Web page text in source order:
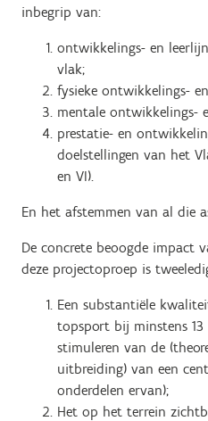
inbegrip van:
ontwikkelings- en
vlak;
fysieke ontwikkelings-
mentale ontwikkelings-
prestatie- en
doelstellingen van het
en VI).
En het afstemmen van al die
De concrete beoogde impact
deze projectoproep is
Een substantiële
topsport bij minstens
stimuleren van de
uitbreiding) van een
onderdelen ervan);
Het op het terrein